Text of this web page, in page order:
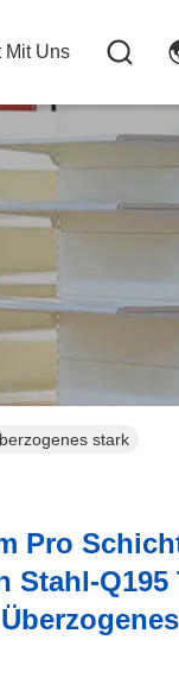
Mit Uns
stark
Pro
Stahl-Q195